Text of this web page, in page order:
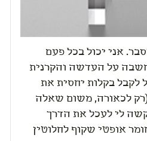
אני יכול בכל פעם
על העדשה והקרנית
השקופה בעין שלי. אני לכאורה יכול לקבל בקלות יחסית את
לכאורה, משום שאלה
אך קשה לי לעכל את הדרך
ותהליכי האבולוציה יצרו חומר אופטי שקוף לחלוטין